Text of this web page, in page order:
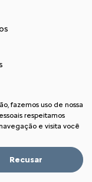
fazemos uso de nossa
respeitamos
e visita você
Recusar